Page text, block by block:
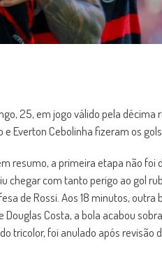
25, em jogo válido pela décima
Everton Cebolinha fizeram os
resumo, a primeira etapa não foi
chegar com tanto perigo ao gol
de Rossi. Aos 18 minutos, outra
Costa, a bola acabou
tricolor, foi anulado após revisão